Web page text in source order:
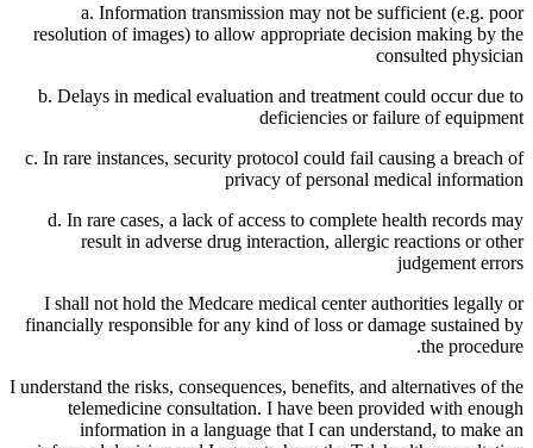
a. Information transmission may not be sufficient (e.g. poor
resolution of images) to allow appropriate decision making by the
consulted physician
b. Delays in medical evaluation and treatment could occur due to
deficiencies or failure of equipment
c. In rare instances, security protocol could fail causing a breach of
privacy of personal medical information
d. In rare cases, a lack of access to complete health records may
result in adverse drug interaction, allergic reactions or other
judgement errors
I shall not hold the Medcare medical center authorities legally or
financially responsible for any kind of loss or damage sustained by
the procedure.
I understand the risks, consequences, benefits, and alternatives of the
telemedicine consultation. I have been provided with enough
information in a language that I can understand, to make an